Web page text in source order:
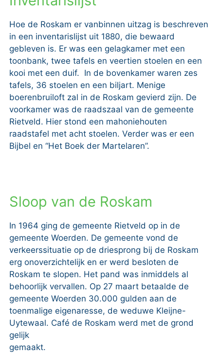
Hoe de Roskam er vanbinnen uitzag is beschreven
in een inventarislijst uit 1880, die bewaard
gebleven is. Er was een gelagkamer met een
toonbank, twee tafels en veertien stoelen en een
kooi met een duif. In de bovenkamer waren zes
tafels, 36 stoelen en een biljart. Menige
boerenbruiloft zal in de Roskam gevierd zijn. De
voorkamer was de raadszaal van de gemeente
Rietveld. Hier stond een mahoniehouten
raadstafel met acht stoelen. Verder was er een
Bijbel en “Het Boek der Martelaren”.
Sloop van de Roskam
In 1964 ging de gemeente Rietveld op in de
gemeente Woerden. De gemeente vond de
verkeerssituatie op de driesprong bij de Roskam
erg onoverzichtelijk en er werd besloten de
Roskam te slopen. Het pand was inmiddels al
behoorlijk vervallen. Op 27 maart betaalde de
gemeente Woerden 30.000 gulden aan de
toenmalige eigenaresse, de weduwe Kleijne-
Uytewaal. Café de Roskam werd met de grond
gelijk
gemaakt.